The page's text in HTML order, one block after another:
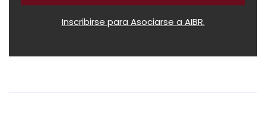
Inscribirse para Asociarse a AIBR.